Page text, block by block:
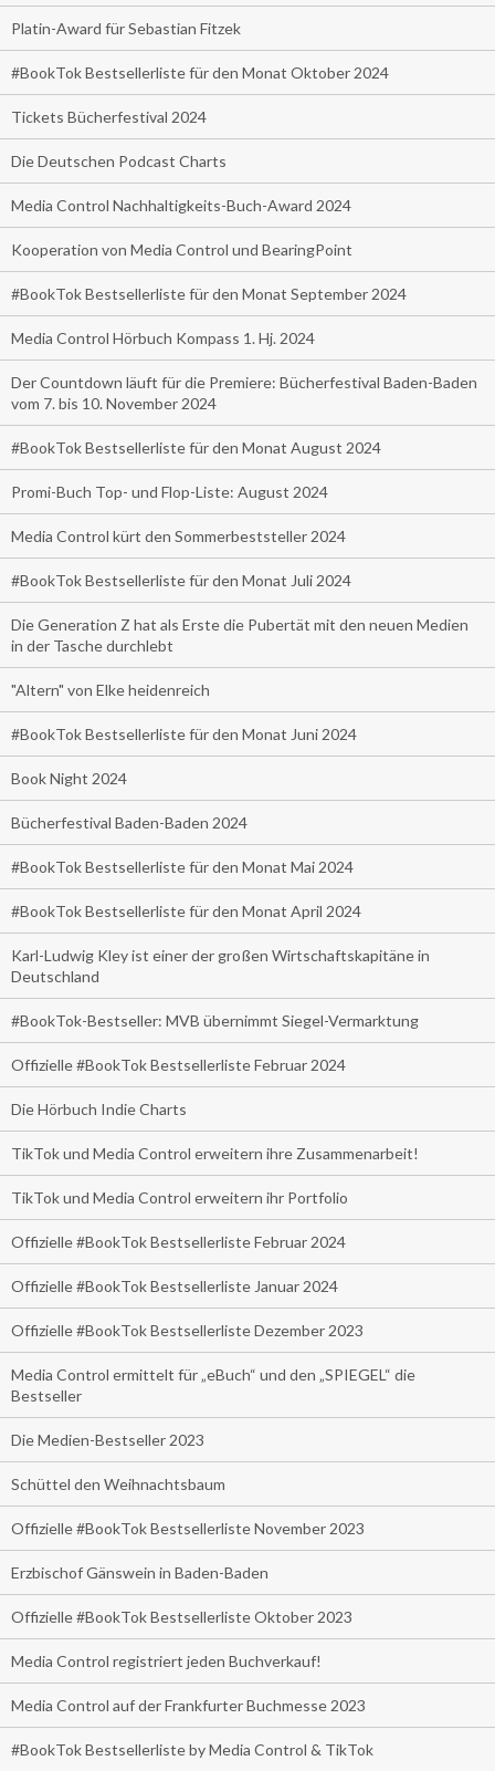
Platin-Award für Sebastian Fitzek
#BookTok Bestsellerliste für den Monat Oktober 2024
Tickets Bücherfestival 2024
Die Deutschen Podcast Charts
Media Control Nachhaltigkeits-Buch-Award 2024
Kooperation von Media Control und BearingPoint
#BookTok Bestsellerliste für den Monat September 2024
Media Control Hörbuch Kompass 1. Hj. 2024
Der Countdown läuft für die Premiere: Bücherfestival Baden-Baden
vom 7. bis 10. November 2024
#BookTok Bestsellerliste für den Monat August 2024
Promi-Buch Top- und Flop-Liste: August 2024
Media Control kürt den Sommerbeststeller 2024
#BookTok Bestsellerliste für den Monat Juli 2024
Die Generation Z hat als Erste die Pubertät mit den neuen Medien
in der Tasche durchlebt
"Altern" von Elke heidenreich
#BookTok Bestsellerliste für den Monat Juni 2024
Book Night 2024
Bücherfestival Baden-Baden 2024
#BookTok Bestsellerliste für den Monat Mai 2024
#BookTok Bestsellerliste für den Monat April 2024
Karl-Ludwig Kley ist einer der großen Wirtschaftskapitäne in
Deutschland
#BookTok-Bestseller: MVB übernimmt Siegel-Vermarktung
Offizielle #BookTok Bestsellerliste Februar 2024
Die Hörbuch Indie Charts
TikTok und Media Control erweitern ihre Zusammenarbeit!
TikTok und Media Control erweitern ihr Portfolio
Offizielle #BookTok Bestsellerliste Februar 2024
Offizielle #BookTok Bestsellerliste Januar 2024
Offizielle #BookTok Bestsellerliste Dezember 2023
Media Control ermittelt für „eBuch“ und den „SPIEGEL“ die
Bestseller
Die Medien-Bestseller 2023
Schüttel den Weihnachtsbaum
Offizielle #BookTok Bestsellerliste November 2023
Erzbischof Gänswein in Baden-Baden
Offizielle #BookTok Bestsellerliste Oktober 2023
Media Control registriert jeden Buchverkauf!
Media Control auf der Frankfurter Buchmesse 2023
#BookTok Bestsellerliste by Media Control & TikTok